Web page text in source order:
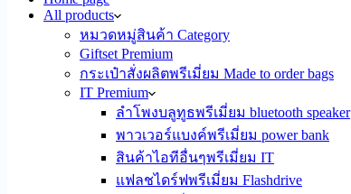
All products
หมวดหมู่สินค้า Category
Giftset Premium
กระเป๋าสั่งผลิตพรีเมี่ยม Made to order bags
IT Premium
ลำโพงบลูทูธพรีเมี่ยม bluetooth speaker
พาวเวอร์แบงค์พรีเมี่ยม power bank
สินค้าไอทีอื่นๆพรีเมี่ยม IT
แฟลชไดร์ฟพรีเมี่ยม Flashdrive